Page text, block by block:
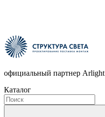
официальный партнер Arlight
Каталог